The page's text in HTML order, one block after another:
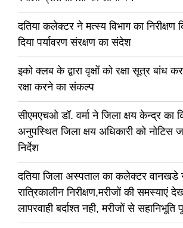
दतिया कलेक्टर ने मत्स्य विभाग का निरीक्षण
दिया पर्यावरण संरक्षण का संदेश
इको क्लब के द्वारा वृक्षों को रक्षा सूत्र बांध
रक्षा करने का संकल्प
सीएमएचओ डॉ. वर्मा ने जिला क्षय केन्द्र का
अनुपस्थित जिला क्षय अधिकारी को नोटिस
निर्देश
दतिया जिला अस्पताल का कलेक्टर वानखडे
रात्रिकालीन निरीक्षण,मरीजों की समस्याएं
लापरवाही बर्दाश्त नही, मरीजों से सहानिभूति